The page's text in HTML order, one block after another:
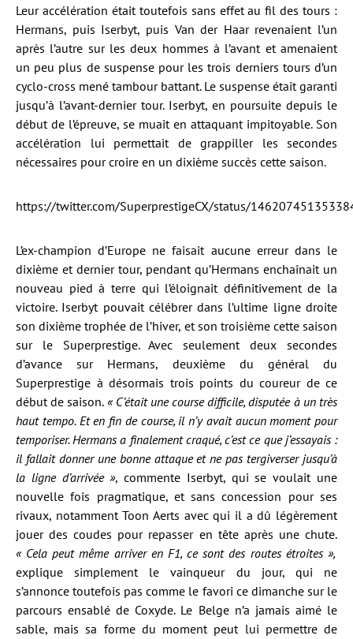
Leur accélération était toutefois sans effet au fil des tours :
Hermans, puis Iserbyt, puis Van der Haar revenaient l’un
après l’autre sur les deux hommes à l’avant et amenaient
un peu plus de suspense pour les trois derniers tours d’un
cyclo-cross mené tambour battant. Le suspense était garanti
jusqu’à l’avant-dernier tour. Iserbyt, en poursuite depuis le
début de l’épreuve, se muait en attaquant impitoyable. Son
accélération lui permettait de grappiller les secondes
nécessaires pour croire en un dixième succès cette saison.
https://twitter.com/SuperprestigeCX/status/
L’ex-champion d’Europe ne faisait aucune erreur dans le
dixième et dernier tour, pendant qu’Hermans enchaînait un
nouveau pied à terre qui l’éloignait définitivement de la
victoire. Iserbyt pouvait célébrer dans l’ultime ligne droite
son dixième trophée de l’hiver, et son troisième cette saison
sur le Superprestige. Avec seulement deux secondes
d’avance sur Hermans, deuxième du général du
Superprestige à désormais trois points du coureur de ce
début de saison. « C’était une course difficile, disputée à un très
haut tempo. Et en fin de course, il n’y avait aucun moment pour
temporiser. Hermans a finalement craqué, c’est ce que j’essayais :
il fallait donner une bonne attaque et ne pas tergiverser jusqu’à
la ligne d’arrivée », commente Iserbyt, qui se voulait une
nouvelle fois pragmatique, et sans concession pour ses
rivaux, notamment Toon Aerts avec qui il a dû légèrement
jouer des coudes pour repasser en tête après une chute.
« Cela peut même arriver en F1, ce sont des routes étroites »,
explique simplement le vainqueur du jour, qui ne
s’annonce toutefois pas comme le favori ce dimanche sur le
parcours ensablé de Coxyde. Le Belge n’a jamais aimé le
sable, mais sa forme du moment peut lui permettre de